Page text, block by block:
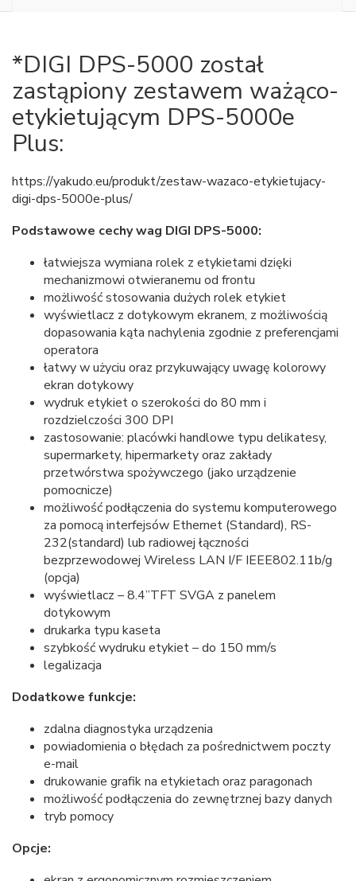
*DIGI DPS-5000 został
zastąpiony zestawem ważąco-
etykietującym DPS-5000e
Plus:
https://yakudo.eu/produkt/zestaw-wazaco-etykietujacy-
digi-dps-5000e-plus/
Podstawowe cechy wag DIGI DPS-5000:
łatwiejsza wymiana rolek z etykietami dzięki
mechanizmowi otwieranemu od frontu
możliwość stosowania dużych rolek etykiet
wyświetlacz z dotykowym ekranem, z możliwością
dopasowania kąta nachylenia zgodnie z preferencjami
operatora
łatwy w użyciu oraz przykuwający uwagę kolorowy
ekran dotykowy
wydruk etykiet o szerokości do 80 mm i
rozdzielczości 300 DPI
zastosowanie: placówki handlowe typu delikatesy,
supermarkety, hipermarkety oraz zakłady
przetwórstwa spożywczego (jako urządzenie
pomocnicze)
możliwość podłączenia do systemu komputerowego
za pomocą interfejsów Ethernet (Standard), RS-
232(standard) lub radiowej łączności
bezprzewodowej Wireless LAN I/F IEEE802.11b/g
(opcja)
wyświetlacz – 8.4’’TFT SVGA z panelem
dotykowym
drukarka typu kaseta
szybkość wydruku etykiet – do 150 mm/s
legalizacja
Dodatkowe funkcje:
zdalna diagnostyka urządzenia
powiadomienia o błędach za pośrednictwem poczty
e-mail
drukowanie grafik na etykietach oraz paragonach
możliwość podłączenia do zewnętrznej bazy danych
tryb pomocy
Opcje: